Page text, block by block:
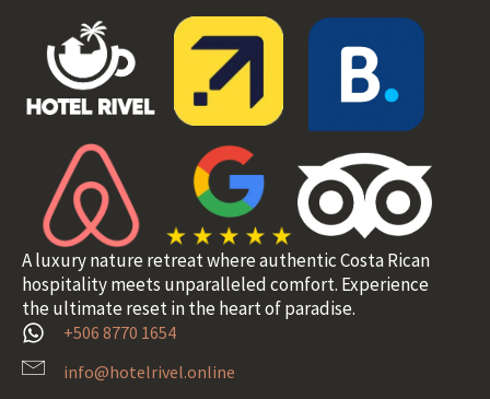
A luxury nature retreat where authentic Costa Rican
hospitality meets unparalleled comfort. Experience
the ultimate reset in the heart of paradise.
+506 8770 1654
info@hotelrivel.online